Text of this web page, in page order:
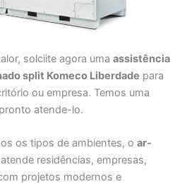
solciite agora umaassistência
split Komeco Liberdade para
ou empresa. Temos uma
atende-lo.
os tipos de ambientes, oar-
atende residências, empresas,
projetos modernos e